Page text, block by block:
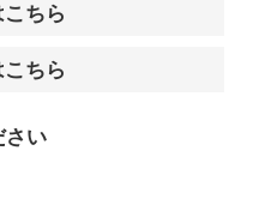
ちら
ちら
さい